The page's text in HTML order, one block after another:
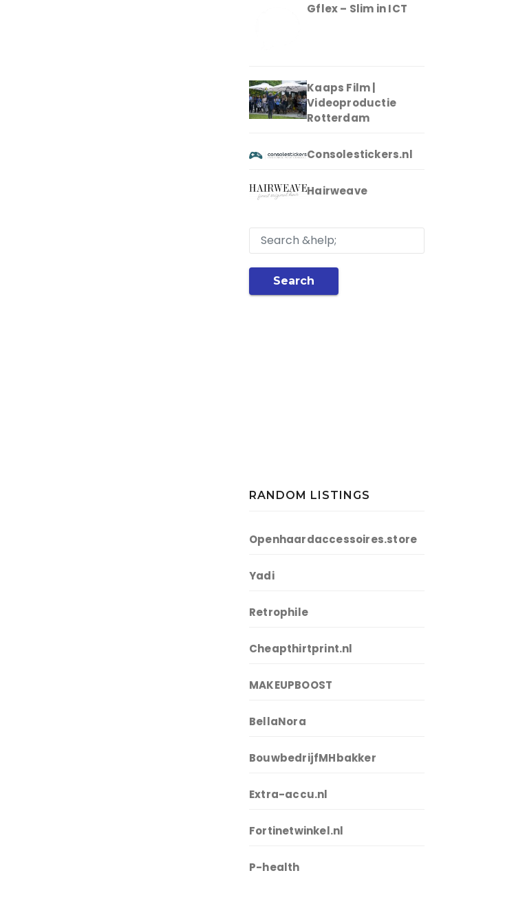
Gflex – Slim in ICT
Kaaps Film |
Videoproductie
Rotterdam
Consolestickers.nl
Hairweave
Search
RANDOM LISTINGS
Openhaardaccessoires.store
Yadi
Retrophile
Cheapthirtprint.nl
MAKEUPBOOST
BellaNora
BouwbedrijfMHbakker
Extra-accu.nl
Fortinetwinkel.nl
P-health